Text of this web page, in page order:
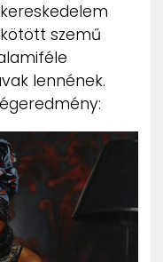
szemű
lennének.